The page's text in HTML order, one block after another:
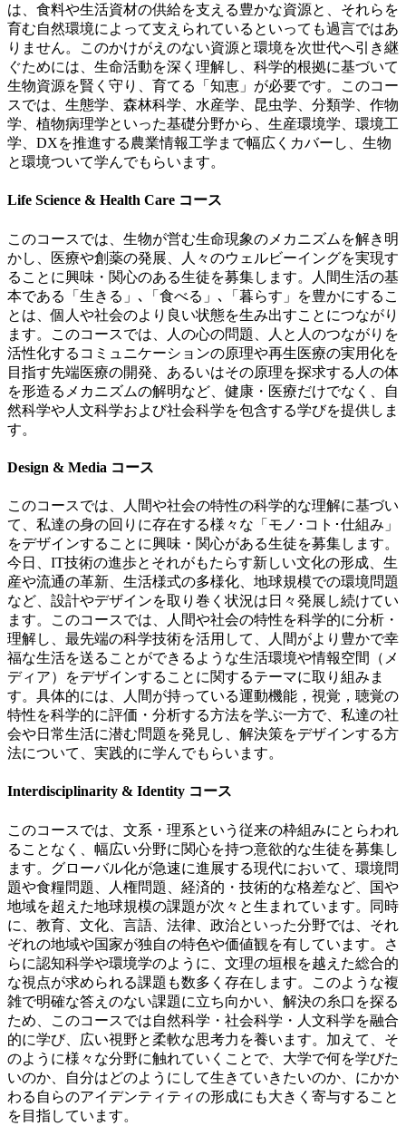
は、食料や生活資材の供給を支える豊かな資源と、それらを
育む自然環境によって支えられているといっても過言ではあ
りません。このかけがえのない資源と環境を次世代へ引き継
ぐためには、生命活動を深く理解し、科学的根拠に基づいて
生物資源を賢く守り、育てる「知恵」が必要です。このコー
スでは、生態学、森林科学、水産学、昆虫学、分類学、作物
学、植物病理学といった基礎分野から、生産環境学、環境工
学、 DXを推進する農業情報工学まで幅広くカバーし、生物
と環境ついて学んでもらいます。
Life Science & Health Care コース
このコースでは、生物が営む生命現象のメカニズムを解き明
かし、医療や創薬の発展、人々のウェルビーイングを実現す
ることに興味・関心のある生徒を募集します。人間生活の基
本である「生きる」､「食べる」､「暮らす」を豊かにするこ
とは、個人や社会のより良い状態を生み出すことにつながり
ます。このコースでは、人の心の問題、人と人のつながりを
活性化するコミュニケーションの原理や再生医療の実用化を
目指す先端医療の開発、あるいはその原理を探求する人の体
を形造るメカニズムの解明など、健康・医療だけでなく、自
然科学や人文科学および社会科学を包含する学びを提供しま
す。
Design & Media コース
このコースでは、人間や社会の特性の科学的な理解に基づい
て、私達の身の回りに存在する様々な「モノ･コト･仕組み」
をデザインすることに興味・関心がある生徒を募集します。
今日、 IT技術の進歩とそれがもたらす新しい文化の形成、生
産や流通の革新、生活様式の多様化、地球規模での環境問題
など、設計やデザインを取り巻く状況は日々発展し続けてい
ます。このコースでは、人間や社会の特性を科学的に分析・
理解し、最先端の科学技術を活用して、人間がより豊かで幸
福な生活を送ることができるような生活環境や情報空間（メ
ディア）をデザインすることに関するテーマに取り組みま
す。具体的には、人間が持っている運動機能，視覚，聴覚の
特性を科学的に評価・分析する方法を学ぶ一方で、私達の社
会や日常生活に潜む問題を発見し、解決策をデザインする方
法について、実践的に学んでもらいます。
Interdisciplinarity & Identity コース
このコースでは、文系・理系という従来の枠組みにとらわれ
ることなく、幅広い分野に関心を持つ意欲的な生徒を募集し
ます。グローバル化が急速に進展する現代において、環境問
題や食糧問題、人権問題、経済的・技術的な格差など、国や
地域を超えた地球規模の課題が次々と生まれています。同時
に、教育、文化、言語、法律、政治といった分野では、それ
ぞれの地域や国家が独自の特色や価値観を有しています。さ
らに認知科学や環境学のように、文理の垣根を越えた総合的
な視点が求められる課題も数多く存在します。このような複
雑で明確な答えのない課題に立ち向かい、解決の糸口を探る
ため、このコースでは自然科学・社会科学・人文科学を融合
的に学び、広い視野と柔軟な思考力を養います。加えて、そ
のように様々な分野に触れていくことで、大学で何を学びた
いのか、自分はどのようにして生きていきたいのか、にかか
わる自らのアイデンティティの形成にも大きく寄与すること
を目指しています。